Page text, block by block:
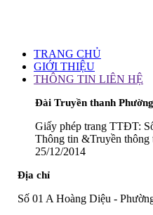
TRANG CHỦ
GIỚI THIỆU
THÔNG TIN LIÊN HỆ
Đài Truyền thanh
Giấy phép trang TTĐT:
Thông tin &Truyền thông
25/12/2014
Địa chỉ
Số 01 A Hoàng Diệu -